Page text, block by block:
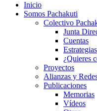
Inicio
Somos Pachakuti
Colectivo
Junta
Cuentas
Estrategias
¿Quieres
Proyectos
Alianzas y
Publicaciones
Memorias
Vídeos